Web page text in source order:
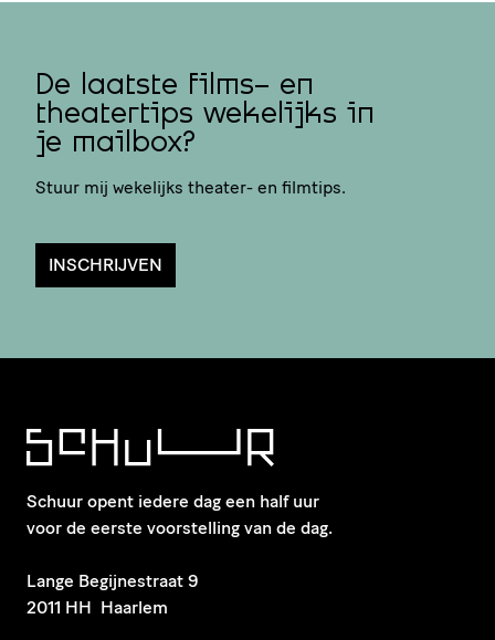
De laatste films- en
theatertips wekelijks in
je mailbox?
Stuur mij wekelijks theater- en filmtips.
INSCHRIJVEN
Schuur opent iedere dag een half uur
voor de eerste voorstelling van de dag.
​Lange Begijnestraat 9
2011 HH Haarlem